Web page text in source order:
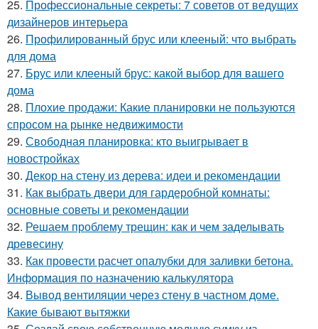
25. Профессиональные секреты: 7 советов от ведущих
дизайнеров интерьера
26. Профилированный брус или клееный: что выбрать
для дома
27. Брус или клееный брус: какой выбор для вашего
дома
28. Плохие продажи: Какие планировки не пользуются
спросом на рынке недвижимости
29. Свободная планировка: кто выигрывает в
новостройках
30. Декор на стену из дерева: идеи и рекомендации
31. Как выбрать двери для гардеробной комнаты:
основные советы и рекомендации
32. Решаем проблему трещин: как и чем заделывать
древесину
33. Как провести расчет опалубки для заливки бетона.
Информация по назначению калькулятора
34. Вывод вентиляции через стену в частном доме.
Какие бывают вытяжки